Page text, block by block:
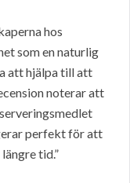
hos
som en naturlig
att hjälpa till att
noterar att
perfekt för att
tid.”